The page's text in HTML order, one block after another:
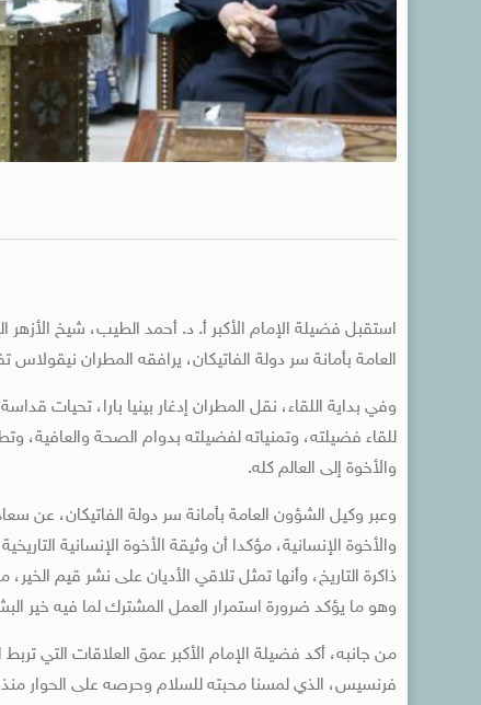
استقبل فضيلة الإمام الأكبر أ. د. أحمد الطيب، شيخ الأزهر
العامة بأمانة سر دولة الفاتيكان، يرافقه المطران نيقولاس
وفي بداية اللقاء، نقل المطران إدغار بينيا بارا، تحيات قداسة
للقاء فضيلته، وتمنياته لفضيلته بدوام الصحة والعافية،
والأخوة إلى العالم كله.
وعبر وكيل الشؤون العامة بأمانة سر دولة الفاتيكان، عن
والأخوة الإنسانية، مؤكدا أن وثيقة الأخوة الإنسانية
ذاكرة التاريخ، وأنها تمثل تلاقي الأديان على نشر قيم
وهو ما يؤكد ضرورة استمرار العمل المشترك لما فيه خير
من جانبه، أكد فضيلة الإمام الأكبر عمق العلاقات التي
فرنسيس، الذي لمسنا محبته للسلام وحرصه على الحوار منذ